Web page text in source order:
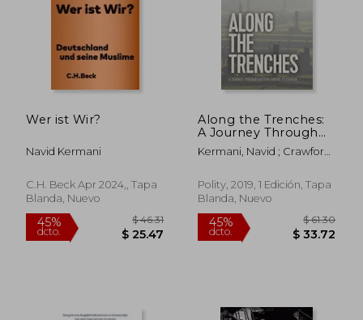
Wer ist Wir?
Navid Kermani
C.H. Beck Apr 2024,, Tapa
Blanda, Nuevo
Along the Trenches:
A Journey Through
Eastern Europe to
Isfahan (en Inglés)
Kermani, Navid ; Crawford,
Polity, 2019, 1 Edición, Tapa
Blanda, Nuevo